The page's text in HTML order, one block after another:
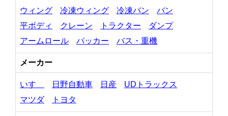
ウィング 冷凍ウィング 冷凍バン
バン
平ボディ
クレーン トラクター
ダンプ
アームロール
パッカー バス・重機
メーカー
いすゞ 日野自動車 日産
UDトラックス
マツダ
トヨタ